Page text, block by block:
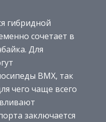
гибридной
сочетает в
Для
BMX, так
чего чаще всего
заключается